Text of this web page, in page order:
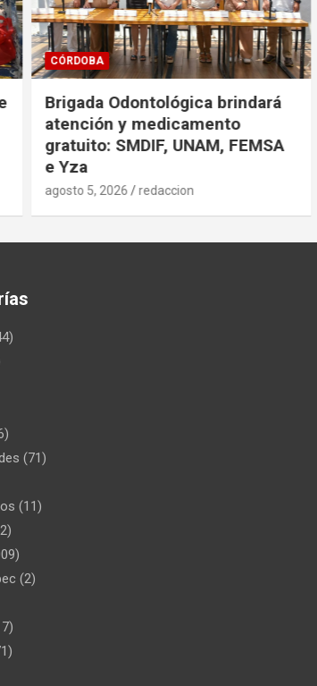
CÓRDOBA
Brigada Odontológica brindará
atención y medicamento
gratuito: SMDIF, UNAM, FEMSA
e Yza
agosto 5, 2026 redaccion
(71)
(11)
(2)